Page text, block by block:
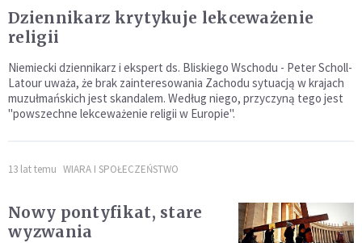
Dziennikarz krytykuje lekceważenie
religii
Niemiecki dziennikarz i ekspert ds. Bliskiego Wschodu - Peter Scholl-
Latour uważa, że brak zainteresowania Zachodu sytuacją w krajach
muzułmańskich jest skandalem. Według niego, przyczyną tego jest
"powszechne lekceważenie religii w Europie".
13 lat temu WIARA I SPOŁECZEŃSTWO
Nowy pontyfikat, stare
wyzwania